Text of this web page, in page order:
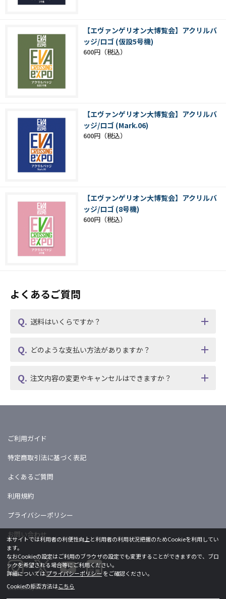
【エヴァンゲリオン大博覧会】アクリルバ
ッジ/ロゴ (仮設5号機)
600円
【エヴァンゲリオン大博覧会】アクリルバ
ッジ/ロゴ (Mark.06)
600円
【エヴァンゲリオン大博覧会】アクリルバ
ッジ/ロゴ (8号機)
600円
よくあるご質問
送料はいくらですか？
どのような支払い方法がありますか？
注文内容の変更やキャンセルはできますか？
ご利用ガイド
特定商取引法に基づく表記
よくあるご質問
利用規約
プライバシーポリシー
お問い合わせ
Licensed by khara ©khara
本サイトでは利用者の利便性向上と利用者の利用状況把握のためCookieを利用してい
ます。
なおCookieの設定はご利用のブラウザの設定でも変更することができますので、ブロ
ックを希望される場合等にご利用ください。
詳細についてはプライバシーポリシーをご確認ください。
Cookieの拒否方法はこちら